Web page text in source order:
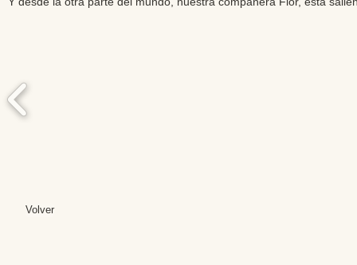
Volver